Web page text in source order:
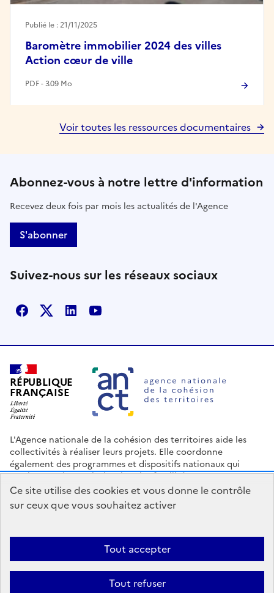
Ce site utilise des cookies et vous donne le contrôle
sur ceux que vous souhaitez activer
Tout accepter
Tout refuser
Baromètre immobilier 2024 des villes
Action cœur de ville
Publié le : 21/11/2025
PDF - 3.09 Mo
Voir toutes les ressources documentaires
Abonnez-vous à notre lettre d'information
Recevez deux fois par mois les actualités de l'Agence
S'abonner
Suivez-nous sur les réseaux sociaux
Facebook
X LinkedinYoutube
RÉPUBLIQUE
FRANÇAISE
L'Agence nationale de la cohésion des territoires aide les
collectivités à réaliser leurs projets. Elle coordonne
également des programmes et dispositifs nationaux qui
soutiennent les territoires les plus fragilisés.
Espace Presse Logo ANCT
data.gouv.fr
Accessibilité : Partiellement conforme Mentions légales
Politique